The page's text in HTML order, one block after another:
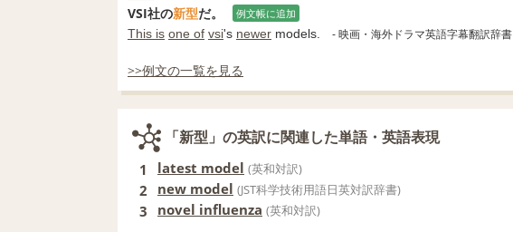
VSI社の新型だ。 例文帳に追加
This is one of vsi's newer models. - 映画・海外ドラマ英語字幕翻訳辞書
>>例文の一覧を見る
「新型」の英訳に関連した単語・英語表現
1 latest model (英和対訳)
2 new model (JST科学技術用語日英対訳辞書)
3 novel influenza (英和対訳)